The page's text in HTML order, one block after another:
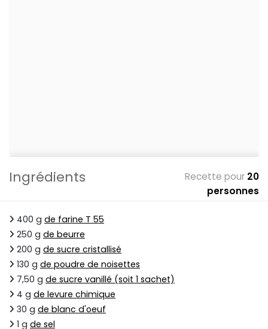
Ingrédients Recette pour 20
personnes
400 g de farine T 55
250 g de beurre
200 g de sucre cristallisé
130 g de poudre de noisettes
7,50 g de sucre vanillé (soit 1 sachet)
4 g de levure chimique
30 g de blanc d'oeuf
1 g de sel